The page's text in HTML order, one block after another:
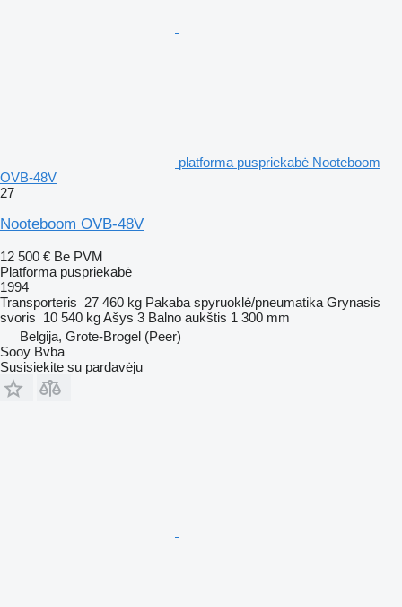
platforma puspriekabė Nooteboom
OVB-48V
27
Nooteboom OVB-48V
12 500 € Be PVM
Platforma puspriekabė
1994
Transporteris 27 460 kg Pakaba spyruoklė/pneumatika Grynasis
svoris 10 540 kgAšys 3 Balno aukštis 1 300 mm
Belgija, Grote-Brogel (Peer)
Sooy Bvba
Susisiekite su pardavėju